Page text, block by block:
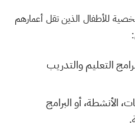
للأطفال الذين تقل أعمارهم
التعليم والتدريب
الأنشطة، أو البرامج